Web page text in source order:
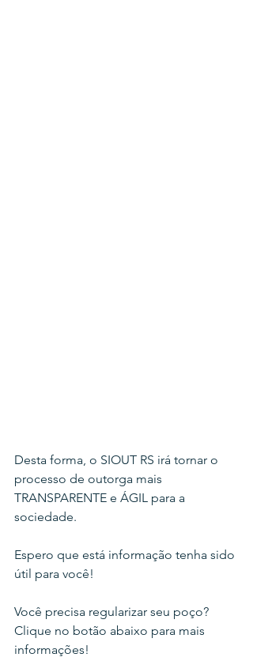
Desta forma, o SIOUT RS irá tornar o
processo de outorga mais
TRANSPARENTE e ÁGIL para a
sociedade.
Espero que está informação tenha sido
útil para você!
Você precisa regularizar seu poço?
Clique no botão abaixo para mais
informações!